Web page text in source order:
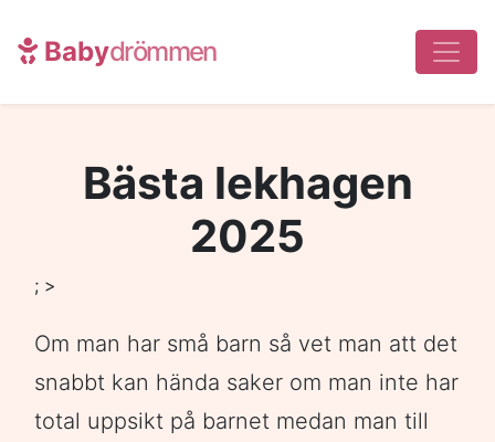
Babydrömmen
Bästa lekhagen
2025
; >
Om man har små barn så vet man att det
snabbt kan hända saker om man inte har
total uppsikt på barnet medan man till